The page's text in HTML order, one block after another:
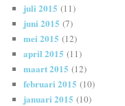
juli 2015 (11)
juni 2015 (7)
mei 2015 (12)
april 2015 (11)
maart 2015 (12)
februari 2015 (10)
januari 2015 (10)